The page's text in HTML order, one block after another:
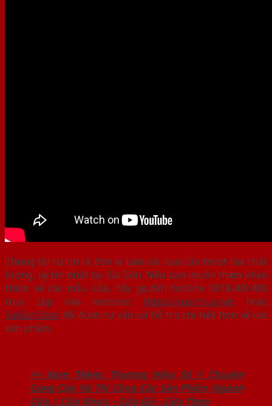
Chúng tôi tự tin là đơn vị bán các loại cửa trượt lùa chất
lượng, uy tín nhất tại Sài Gòn. Nếu bạn muốn tham khảo
thêm về các mẫu cửa, hãy gọi đến hotline 0818.400.400
truy cập vào website: https://cuanhua.net hoặc
SaiGonDoor để được tư vấn và hỗ trợ chi tiết hơn về các
sản phẩm.
>> Xem Thêm: Thương Hiệu Số 1 Chuyên
Cung Cấp Và Thi Công Các Sản Phẩm Ngành
Cửa | Cửa Nhựa – Cửa Gỗ – Cửa Thép